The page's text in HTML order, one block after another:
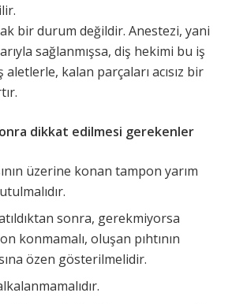
bir durum değildir. Anestezi, yani
sağlanmışsa, diş hekimi bu iş
kalan parçaları acısız bir
dikkat edilmesi gerekenler
üzerine konan tampon yarım
sonra, gerekmiyorsa
konmamalı, oluşan pıhtının
özen gösterilmelidir.